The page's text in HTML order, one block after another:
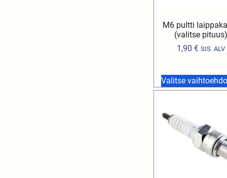
M6 pultti
(valitse pituus)
1,90€ SIS. ALV
Valitse